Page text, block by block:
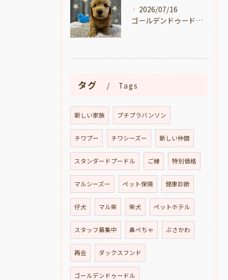
2026/07/16
ゴールデンドゥードルの仔犬の見学が出来ます🐶🐶🐶岐阜県養老町のブリーダーワンダフルパピーです。
タグ Tags
新しい家族 プチプラバンソン
チワプー チワシーズー 新しい仲間
スタンダードプードル ご縁 特別価格
マルシーズー ペット保険 健康診断
仔犬 マル柴 柴犬 ペットホテル
スタッフ募集中 鼻ぺちゃ ぶさかわ
再会 ダックスフンド
ゴールデンドゥードル